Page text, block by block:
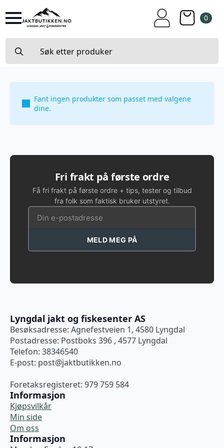
0
for:
Fant ingen produkter som passet med valgene
dine.
Fri frakt på første ordre
Få fri frakt på første ordre + tips, tester og tilbud
fra folk som faktisk bruker utstyret.
MELD MEG PÅ
Lyngdal jakt og fiskesenter AS
Besøksadresse: Agnefestveien 1, 4580 Lyngdal
Postadresse: Postboks 396 , 4577 Lyngdal
Telefon: 38346540
E-post: post@jaktbutikken.no
Foretaksregisteret: 979 759 584
Informasjon
Kjøpsvilkår
Min side
Om oss
Informasjon